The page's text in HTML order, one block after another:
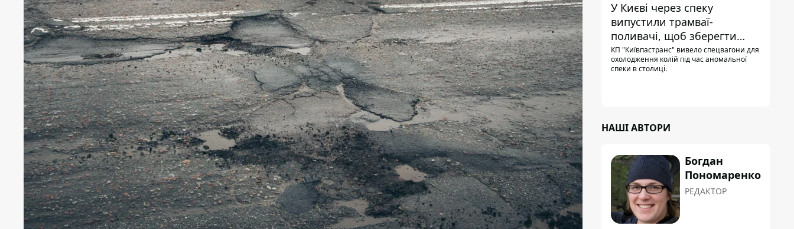
У Києві через спеку
випустили трамваї-
поливачі, щоб зберегти
рейки від деформації
КП "Київпастранс" вивело спецвагони для
охолодження колій під час аномальної
спеки в столиці.
НАШІ АВТОРИ
Богдан
Пономаренко
РЕДАКТОР